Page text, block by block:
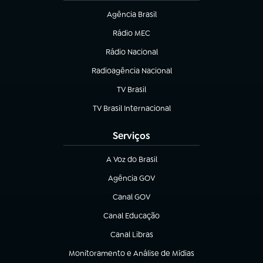
Agência Brasil
(abre em nova aba)
Rádio MEC
(abre em nova aba)
Rádio Nacional
Radioagência Nacional
(abre em nova aba)
TV Brasil
(abre em nova aba)
TV Brasil Internacional
(abre em nova aba)
Serviços
A Voz do Brasil
(abre em nova aba)
Agência GOV
(abre em nova aba)
Canal GOV
(abre em nova aba)
Canal Educação
(abre em nova aba)
Canal Libras
(abre em nova aba)
Monitoramento e Análise de Mídias
(abre em nova aba)